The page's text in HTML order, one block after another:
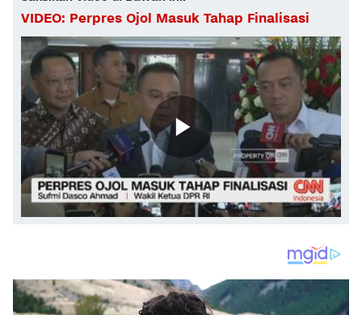
VIDEO: Perpres Ojol Masuk Tahap Finalisasi